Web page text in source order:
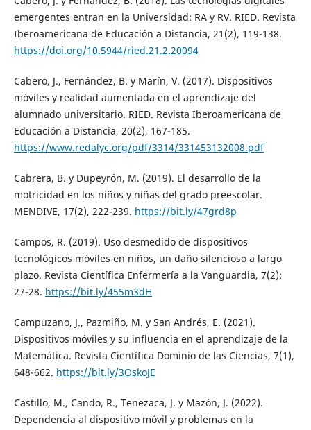
emergentes entran en la Universidad: RA y RV. RIED. Revista
Iberoamericana de Educación a Distancia, 21(2), 119-138.
https://doi.org/10.5944/ried.21.2.20094
Cabero, J., Fernández, B. y Marín, V. (2017). Dispositivos
móviles y realidad aumentada en el aprendizaje del
alumnado universitario. RIED. Revista Iberoamericana de
Educación a Distancia, 20(2), 167-185.
https://www.redalyc.org/pdf/3314/331453132008.pdf
Cabrera, B. y Dupeyrón, M. (2019). El desarrollo de la
motricidad en los niños y niñas del grado preescolar.
MENDIVE, 17(2), 222-239. https://bit.ly/47grd8p
Campos, R. (2019). Uso desmedido de dispositivos
tecnológicos móviles en niños, un daño silencioso a largo
plazo. Revista Científica Enfermería a la Vanguardia, 7(2):
27-28. https://bit.ly/455m3dH
Campuzano, J., Pazmiño, M. y San Andrés, E. (2021).
Dispositivos móviles y su influencia en el aprendizaje de la
Matemática. Revista Científica Dominio de las Ciencias, 7(1),
648-662. https://bit.ly/3OskoJE
Castillo, M., Cando, R., Tenezaca, J. y Mazón, J. (2022).
Dependencia al dispositivo móvil y problemas en la